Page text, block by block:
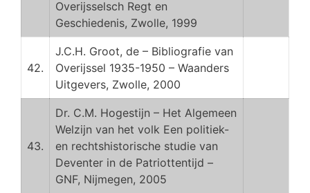
Overijsselsch Regt en
Geschiedenis, Zwolle, 1999
42.
J.C.H. Groot, de – Bibliografie van
Overijssel 1935-1950 – Waanders
Uitgevers, Zwolle, 2000
43.
Dr. C.M. Hogestijn – Het Algemeen
Welzijn van het volk Een politiek-
en rechtshistorische studie van
Deventer in de Patriottentijd –
GNF, Nijmegen, 2005